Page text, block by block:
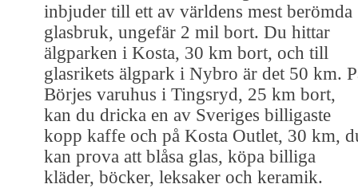
inbjuder till ett av världens mest berömda
glasbruk, ungefär 2 mil bort. Du hittar
älgparken i Kosta, 30 km bort, och till
glasrikets älgpark i Nybro är det 50 km.
Börjes varuhus i Tingsryd, 25 km bort,
kan du dricka en av Sveriges billigaste
kopp kaffe och på Kosta Outlet, 30 km,
kan prova att blåsa glas, köpa billiga
kläder, böcker, leksaker och keramik.